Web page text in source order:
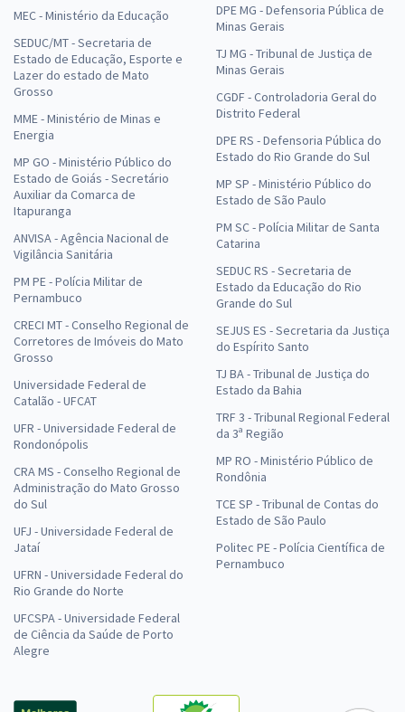
MEC - Ministério da Educação
SEDUC/MT - Secretaria de
Estado de Educação, Esporte e
Lazer do estado de Mato
Grosso
MME - Ministério de Minas e
Energia
MP GO - Ministério Público do
Estado de Goiás - Secretário
Auxiliar da Comarca de
Itapuranga
ANVISA - Agência Nacional de
Vigilância Sanitária
PM PE - Polícia Militar de
Pernambuco
CRECI MT - Conselho Regional de
Corretores de Imóveis do Mato
Grosso
Universidade Federal de
Catalão - UFCAT
UFR - Universidade Federal de
Rondonópolis
CRA MS - Conselho Regional de
Administração do Mato Grosso
do Sul
UFJ - Universidade Federal de
Jataí
UFRN - Universidade Federal do
Rio Grande do Norte
UFCSPA - Universidade Federal
de Ciência da Saúde de Porto
Alegre
DPE MG - Defensoria Pública de
Minas Gerais
TJ MG - Tribunal de Justiça de
Minas Gerais
CGDF - Controladoria Geral do
Distrito Federal
DPE RS - Defensoria Pública do
Estado do Rio Grande do Sul
MP SP - Ministério Público do
Estado de São Paulo
PM SC - Polícia Militar de Santa
Catarina
SEDUC RS - Secretaria de
Estado da Educação do Rio
Grande do Sul
SEJUS ES - Secretaria da Justiça
do Espírito Santo
TJ BA - Tribunal de Justiça do
Estado da Bahia
TRF 3 - Tribunal Regional Federal
da 3ª Região
MP RO - Ministério Público de
Rondônia
TCE SP - Tribunal de Contas do
Estado de São Paulo
Politec PE - Polícia Científica de
Pernambuco